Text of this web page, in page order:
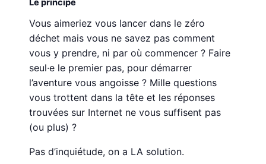
Le principe
Vous aimeriez vous lancer dans le zéro
déchet mais vous ne savez pas comment
vous y prendre, ni par où commencer ? Faire
seul·e le premier pas, pour démarrer
l’aventure vous angoisse ? Mille questions
vous trottent dans la tête et les réponses
trouvées sur Internet ne vous suffisent pas
(ou plus) ?
Pas d’inquiétude, on a LA solution.